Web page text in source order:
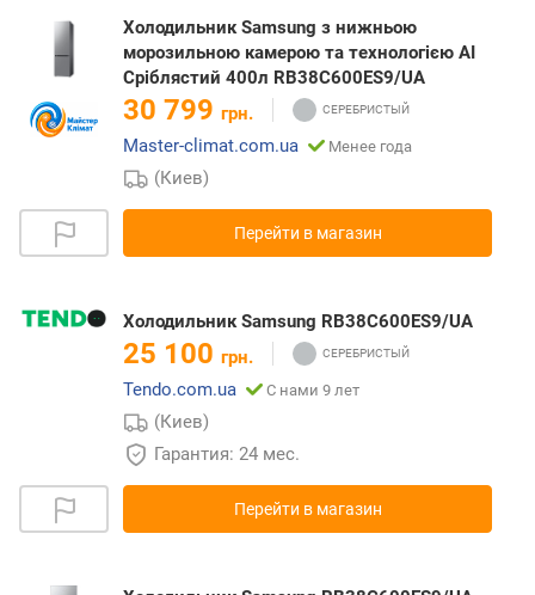
Холодильник Samsung з нижньою
морозильною камерою та технологією AI
Сріблястий 400л RB38C600ES9/UA
30 799 грн.
Master-climat.com.ua
Менее года
(Киев)
Перейти в магазин
Холодильник Samsung RB38C600ES9/UA
25 100 грн.
Tendo.com.ua
С нами 9 лет
(Киев)
Гарантия: 24 мес.
Перейти в магазин